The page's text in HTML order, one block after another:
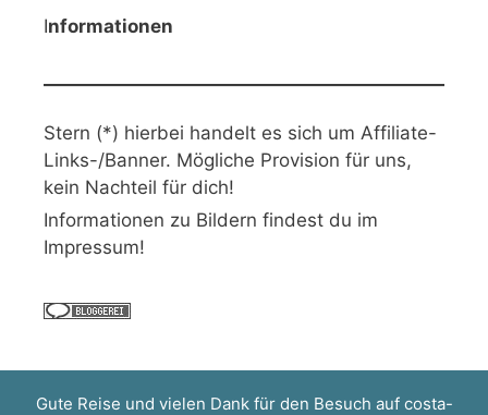
Informationen
Stern (*) hierbei handelt es sich um Affiliate-
Links-/Banner. Mögliche Provision für uns,
kein Nachteil für dich!
Informationen zu Bildern findest du im
Impressum!
Gute Reise und vielen Dank für den Besuch auf costa-